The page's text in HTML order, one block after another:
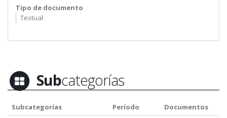
Tipo de documento
Testual
Subcategorías
Subcategorías Período
Documentos